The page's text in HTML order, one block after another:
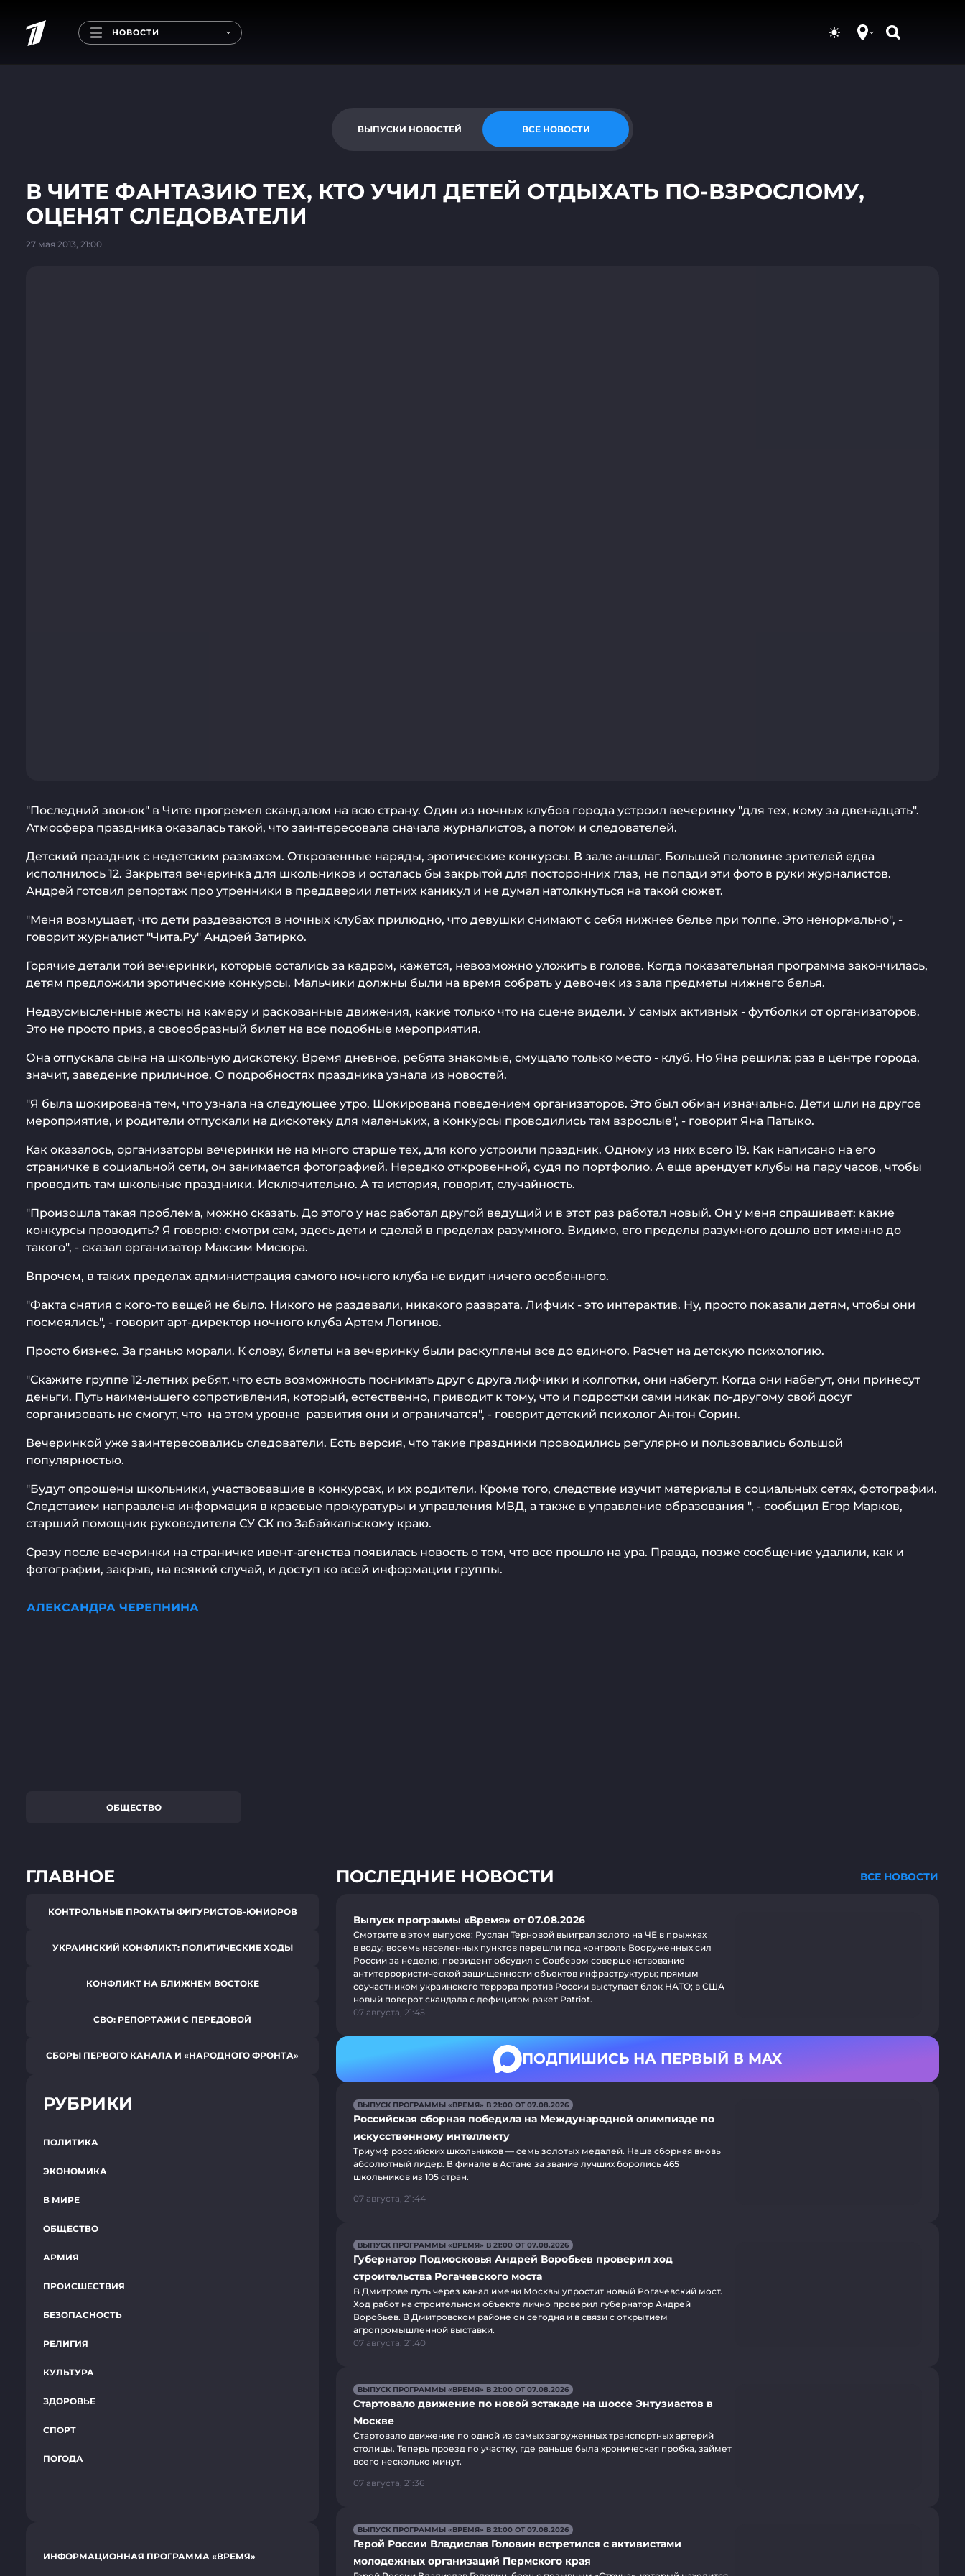
НОВОСТИ
ВЫПУСКИ НОВОСТЕЙ ВСЕ НОВОСТИ
В ЧИТЕ ФАНТАЗИЮ ТЕХ, КТО УЧИЛ ДЕТЕЙ ОТДЫХАТЬ ПО-ВЗРОСЛОМУ,
ОЦЕНЯТ СЛЕДОВАТЕЛИ
27 мая 2013, 21:00
"Последний звонок" в Чите прогремел скандалом на всю страну. Один из ночных клубов города устроил вечеринку "для тех, кому за двенадцать".
Атмосфера праздника оказалась такой, что заинтересовала сначала журналистов, а потом и следователей.
Детский праздник с недетским размахом. Откровенные наряды, эротические конкурсы. В зале аншлаг. Большей половине зрителей едва
исполнилось 12. Закрытая вечеринка для школьников и осталась бы закрытой для посторонних глаз, не попади эти фото в руки журналистов.
Андрей готовил репортаж про утренники в преддверии летних каникул и не думал натолкнуться на такой сюжет.
"Меня возмущает, что дети раздеваются в ночных клубах прилюдно, что девушки снимают с себя нижнее белье при толпе. Это ненормально", -
говорит журналист "Чита.Ру" Андрей Затирко.
Горячие детали той вечеринки, которые остались за кадром, кажется, невозможно уложить в голове. Когда показательная программа закончилась,
детям предложили эротические конкурсы. Мальчики должны были на время собрать у девочек из зала предметы нижнего белья.
Недвусмысленные жесты на камеру и раскованные движения, какие только что на сцене видели. У самых активных - футболки от организаторов.
Это не просто приз, а своеобразный билет на все подобные мероприятия.
Она отпускала сына на школьную дискотеку. Время дневное, ребята знакомые, смущало только место - клуб. Но Яна решила: раз в центре города,
значит, заведение приличное. О подробностях праздника узнала из новостей.
"Я была шокирована тем, что узнала на следующее утро. Шокирована поведением организаторов. Это был обман изначально. Дети шли на другое
мероприятие, и родители отпускали на дискотеку для маленьких, а конкурсы проводились там взрослые", - говорит Яна Патыко.
Как оказалось, организаторы вечеринки не на много старше тех, для кого устроили праздник. Одному из них всего 19. Как написано на его
страничке в социальной сети, он занимается фотографией. Нередко откровенной, судя по портфолио. А еще арендует клубы на пару часов, чтобы
проводить там школьные праздники. Исключительно. А та история, говорит, случайность.
"Произошла такая проблема, можно сказать. До этого у нас работал другой ведущий и в этот раз работал новый. Он у меня спрашивает: какие
конкурсы проводить? Я говорю: смотри сам, здесь дети и сделай в пределах разумного. Видимо, его пределы разумного дошло вот именно до
такого", - сказал организатор Максим Мисюра.
Впрочем, в таких пределах администрация самого ночного клуба не видит ничего особенного.
"Факта снятия с кого-то вещей не было. Никого не раздевали, никакого разврата. Лифчик - это интерактив. Ну, просто показали детям, чтобы они
посмеялись", - говорит арт-директор ночного клуба Артем Логинов.
Просто бизнес. За гранью морали. К слову, билеты на вечеринку были раскуплены все до единого. Расчет на детскую психологию.
"Скажите группе 12-летних ребят, что есть возможность поснимать друг с друга лифчики и колготки, они набегут. Когда они набегут, они принесут
деньги. Путь наименьшего сопротивления, который, естественно, приводит к тому, что и подростки сами никак по-другому свой досуг
сорганизовать не смогут, что на этом уровне развития они и ограничатся", - говорит детский психолог Антон Сорин.
Вечеринкой уже заинтересовались следователи. Есть версия, что такие праздники проводились регулярно и пользовались большой
популярностью.
"Будут опрошены школьники, участвовавшие в конкурсах, и их родители. Кроме того, следствие изучит материалы в социальных сетях, фотографии.
Следствием направлена информация в краевые прокуратуры и управления МВД, а также в управление образования ", - сообщил Егор Марков,
старший помощник руководителя СУ СК по Забайкальскому краю.
Сразу после вечеринки на страничке ивент-агенства появилась новость о том, что все прошло на ура. Правда, позже сообщение удалили, как и
фотографии, закрыв, на всякий случай, и доступ ко всей информации группы.
АЛЕКСАНДРА ЧЕРЕПНИНА
ОБЩЕСТВО
ГЛАВНОЕ
КОНТРОЛЬНЫЕ ПРОКАТЫ ФИГУРИСТОВ-ЮНИОРОВ
УКРАИНСКИЙ КОНФЛИКТ: ПОЛИТИЧЕСКИЕ ХОДЫ
КОНФЛИКТ НА БЛИЖНЕМ ВОСТОКЕ
СВО: РЕПОРТАЖИ С ПЕРЕДОВОЙ
СБОРЫ ПЕРВОГО КАНАЛА И «НАРОДНОГО ФРОНТА»
РУБРИКИ
ПОЛИТИКА
ЭКОНОМИКА
В МИРЕ
ОБЩЕСТВО
АРМИЯ
ПРОИСШЕСТВИЯ
БЕЗОПАСНОСТЬ
РЕЛИГИЯ
КУЛЬТУРА
ЗДОРОВЬЕ
СПОРТ
ПОГОДА
ИНФОРМАЦИОННАЯ ПРОГРАММА «ВРЕМЯ»
ПОСЛЕДНИЕ НОВОСТИ ВСЕ НОВОСТИ
Выпуск программы «Время» от 07.08.2026
Смотрите в этом выпуске: Руслан Терновой выиграл золото на ЧЕ в прыжках
в воду; восемь населенных пунктов перешли под контроль Вооруженных сил
России за неделю; президент обсудил с Совбезом совершенствование
антитеррористической защищенности объектов инфраструктуры; прямым
соучастником украинского террора против России выступает блок НАТО; в США
новый поворот скандала с дефицитом ракет Patriot.
07 августа, 21:45
ПОДПИШИСЬ НА ПЕРВЫЙ В MAX
ВЫПУСК ПРОГРАММЫ «ВРЕМЯ» В 21:00 ОТ 07.08.2026
Российская сборная победила на Международной олимпиаде по
искусственному интеллекту
Триумф российских школьников — семь золотых медалей. Наша сборная вновь
абсолютный лидер. В финале в Астане за звание лучших боролись 465
школьников из 105 стран.
07 августа, 21:44
ВЫПУСК ПРОГРАММЫ «ВРЕМЯ» В 21:00 ОТ 07.08.2026
Губернатор Подмосковья Андрей Воробьев проверил ход
строительства Рогачевского моста
В Дмитрове путь через канал имени Москвы упростит новый Рогачевский мост.
Ход работ на строительном объекте лично проверил губернатор Андрей
Воробьев. В Дмитровском районе он сегодня и в связи с открытием
агропромышленной выставки.
07 августа, 21:40
ВЫПУСК ПРОГРАММЫ «ВРЕМЯ» В 21:00 ОТ 07.08.2026
Стартовало движение по новой эстакаде на шоссе Энтузиастов в
Москве
Стартовало движение по одной из самых загруженных транспортных артерий
столицы. Теперь проезд по участку, где раньше была хроническая пробка, займет
всего несколько минут.
07 августа, 21:36
ВЫПУСК ПРОГРАММЫ «ВРЕМЯ» В 21:00 ОТ 07.08.2026
Герой России Владислав Головин встретился с активистами
молодежных организаций Пермского края